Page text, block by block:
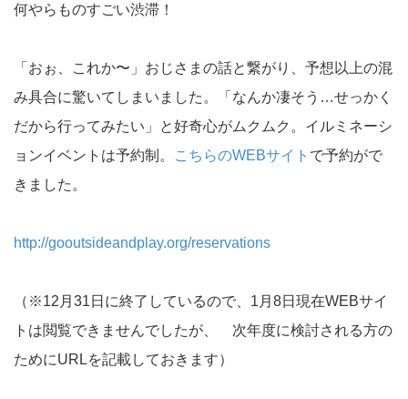
何やらものすごい渋滞！
「おぉ、これか〜」おじさまの話と繋がり、予想以上の混
み具合に驚いてしまいました。「なんか凄そう…せっかく
だから行ってみたい」と好奇心がムクムク。イルミネーシ
ョンイベントは予約制。
こちらのWEBサイト で予約がで
きました。
http://gooutsideandplay.org/reservations
（※12月31日に終了しているので、1月8日現在WEBサイ
トは閲覧できませんでしたが、 次年度に検討される方の
ためにURLを記載しておきます）